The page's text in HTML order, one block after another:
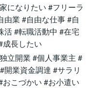
になりたい #フリーラ
由業 #自由な仕事 #自
活 #転職活動中 #在宅
成長したい
立開業 #個人事業主 #
業資金調達 #サラリ
こづかい #お小遣い